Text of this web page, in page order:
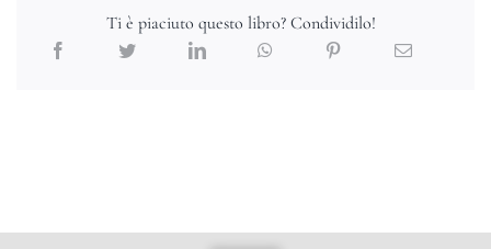
Ti è piaciuto questo libro? Condividilo!